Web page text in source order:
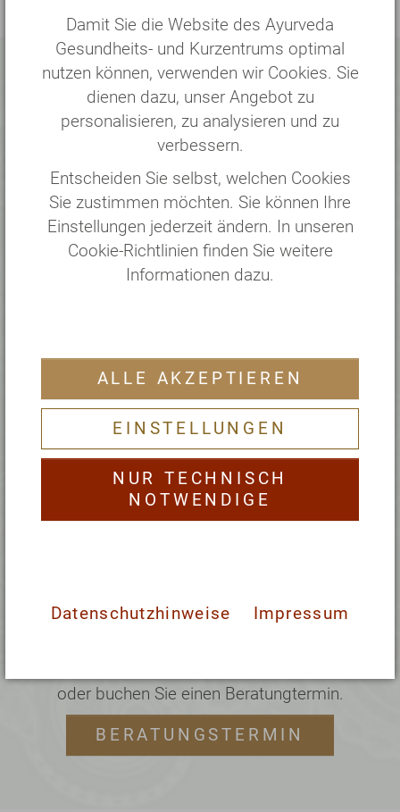
Damit Sie die Website des Ayurveda
Gesundheits- und Kurzentrums optimal
nutzen können, verwenden wir Cookies. Sie
dienen dazu, unser Angebot zu
personalisieren, zu analysieren und zu
verbessern.
Entscheiden Sie selbst, welchen Cookies
Sie zustimmen möchten. Sie können Ihre
Einstellungen jederzeit ändern. In unseren
Cookie-Richtlinien finden Sie weitere
Informationen dazu.
ALLE AKZEPTIEREN
EINSTELLUNGEN
NUR TECHNISCH
NOTWENDIGE
Datenschutzhinweise Impressum
Persönliche Beratung
Unser Office-Team berät Sie sehr
gerne!
Kontaktieren Sie uns unter
oder buchen Sie einen Beratungtermin.
BERATUNGSTERMIN